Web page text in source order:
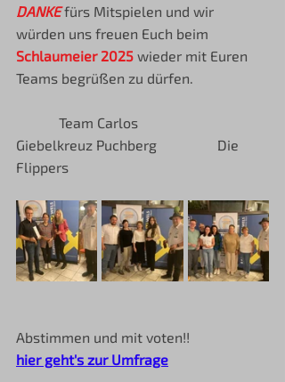
DANKE fürs Mitspielen und wir
würden uns freuen Euch beim
Schlaumeier 2025 wieder mit Euren
Teams begrüßen zu dürfen.
Giebelkreuz Puchberg                 Die
Flippers
Abstimmen und mit voten!!
hier geht's zur Umfrage